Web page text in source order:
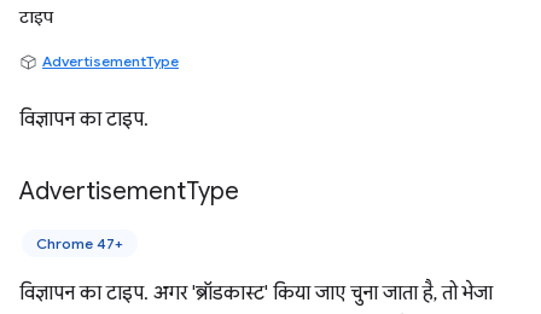
टाइप
AdvertisementType
विज्ञापन का टाइप.
AdvertisementType
Chrome 47+
विज्ञापन का टाइप. अगर 'ब्रॉडकास्ट' किया जाए चुना जाता है, तो भेजा